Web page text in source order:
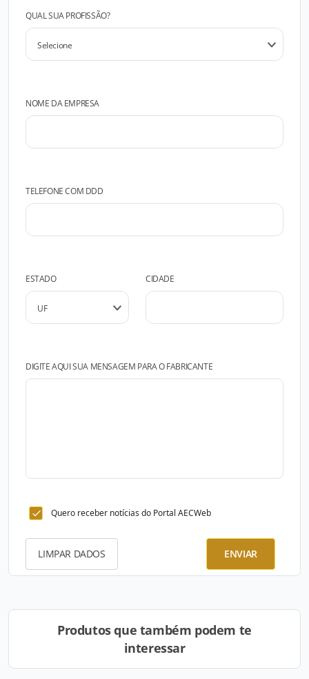
QUAL SUA PROFISSÃO?
NOME DA EMPRESA
TELEFONE COM DDD
ESTADO CIDADE
DIGITE AQUI SUA MENSAGEM PARA O FABRICANTE
Quero receber notícias do Portal AECWeb
LIMPAR DADOS ENVIAR
Produtos que também podem te
interessar